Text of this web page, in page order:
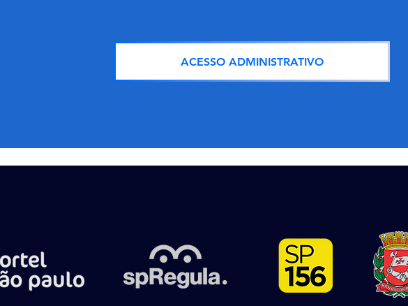
ACESSO ADMINISTRATIVO